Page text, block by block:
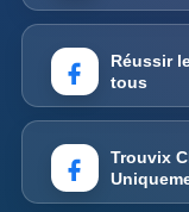
Réussir
tous
Trouvix